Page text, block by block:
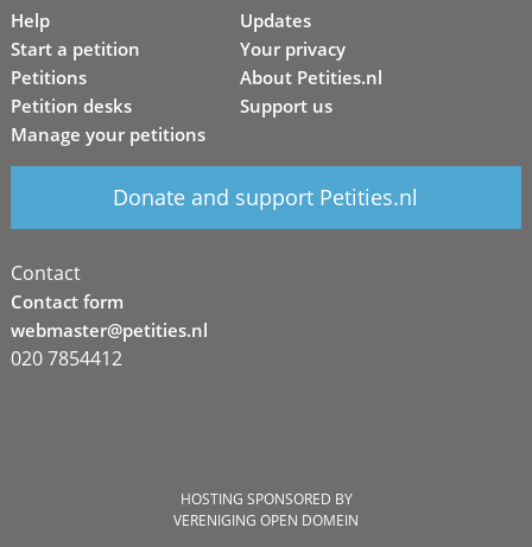
Help
Start a petition
Petitions
Petition desks
Manage your petitions
Updates
Your privacy
About Petities.nl
Support us
Donate and support Petities.nl
Contact
Contact form
webmaster@petities.nl
020 7854412
HOSTING SPONSORED BY
VERENIGING OPEN DOMEIN